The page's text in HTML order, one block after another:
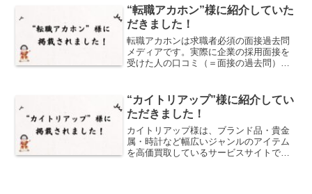
件獲得方法、職種別の年収情報、エージ
ェントの比較など、リアル...
“転職アカホン”様に紹介していた
だきました！
転職アカホンは求職者必須の面接過去問
メディアです。実際に企業の採用面接を
受けた人の口コミ（＝面接の過去問）が
接対策ができます。過去問には面接官か
らの質問内容だけでなく、...
“カイトリアップ”様に紹介してい
ただきました！
カイトリアップ様は、ブランド品・貴金
属・時計など幅広いジャンルのアイテム
を高価買取しているサービスサイトで